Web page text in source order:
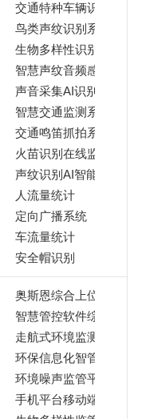
交通特种车辆识别预警
鸟类声纹识别系统
生物多样性识别系统
智慧声纹音频感知终端
声音采集AI识别系统
智慧交通监测系统
交通鸣笛抓拍系统
火苗识别在线监测
声纹识别AI智能模块
人流量统计
定向广播系统
车流量统计
安全帽识别
奥斯恩综合上位机
智慧管控软件综合平台
走航式环境监测平台
环保信息化智管平台
环境噪声监管平台
手机平台移动端